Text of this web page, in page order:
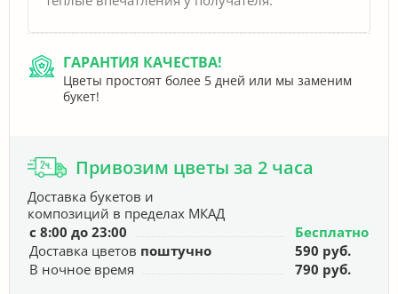
ГАРАНТИЯ КАЧЕСТВА!
Цветы простоят более 5 дней или мы заменим
букет!
Привозим цветы за 2 часа
Доставка букетов и
композиций в пределах МКАД
с 8:00 до 23:00
Бесплатно
Доставка цветов поштучно
590 руб.
В ночное время
790 руб.